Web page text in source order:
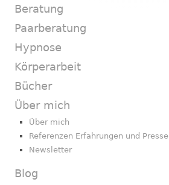
Beratung
Paarberatung
Hypnose
Körperarbeit
Bücher
Über mich
Über mich
Referenzen Erfahrungen und Presse
Newsletter
Blog